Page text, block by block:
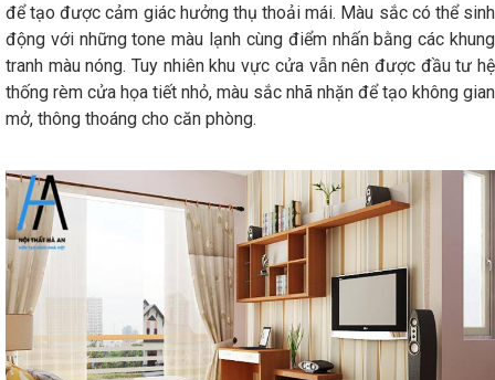
để tạo được cảm giác hưởng thụ thoải mái. Màu sắc có thể sinh
động với những tone màu lạnh cùng điểm nhấn bằng các khung
tranh màu nóng. Tuy nhiên khu vực cửa vẫn nên được đầu tư hệ
thống rèm cửa họa tiết nhỏ, màu sắc nhã nhặn để tạo không gian
mở, thông thoáng cho căn phòng.